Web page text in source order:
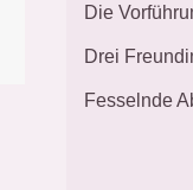
Die
Drei
Fesselnde